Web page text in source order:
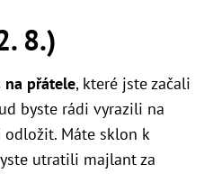
8.)
na přátele, které jste začali
byste rádi vyrazili na
odložit. Máte sklon k
utratili majlant za